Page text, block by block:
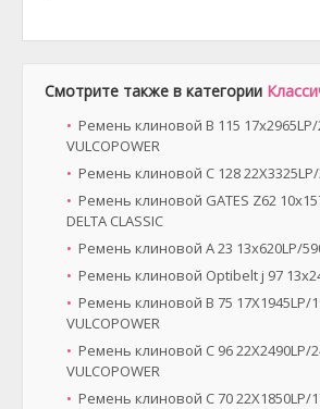
Смотрите также в категории
Ремень клиновой B 115 17x2965LP/
VULCOPOWER
Ремень клиновой C 128 22X3325LP/
Ремень клиновой GATES Z62
DELTA CLASSIC
Ремень клиновой A 23 13x620LP/
Ремень клиновой Optibelt ј 97
Ремень клиновой B 75 17X1945LP/
VULCOPOWER
Ремень клиновой C 96 22X2490LP/
VULCOPOWER
Ремень клиновой C 70 22X1850LP/